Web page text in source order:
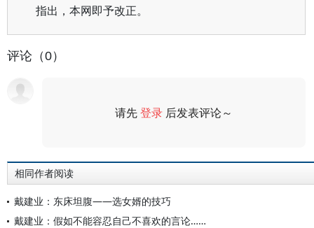
指出，本网即予改正。
评论（0）
请先登录 后发表评论～
相同作者阅读
戴建业：东床坦腹——选女婿的技巧
戴建业：假如不能容忍自己不喜欢的言论……